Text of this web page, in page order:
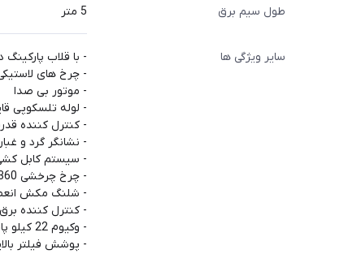
طول سیم برق 5 متر
سایر ویژگی ها
- با قلاب
- چرخ های
- موتور بی صدا
- لوله تلسکوپی
- کنترل کننده
- نشانگر گرد و
- سیستم کابل
- چرخ چرخشی 360 درجه
- شلنگ مکش انعطاف
- کنترل کننده
- وکیوم 22 کیلو پاسکال
- پوشش فیلتر